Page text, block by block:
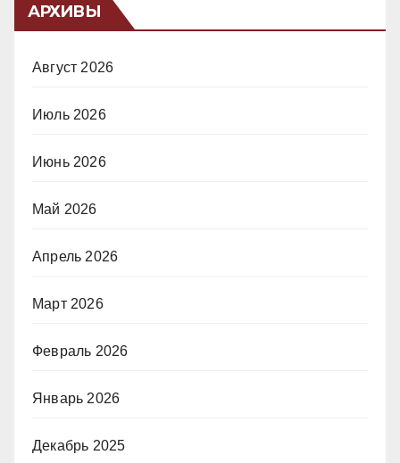
АРХИВЫ
Август 2026
Июль 2026
Июнь 2026
Май 2026
Апрель 2026
Март 2026
Февраль 2026
Январь 2026
Декабрь 2025